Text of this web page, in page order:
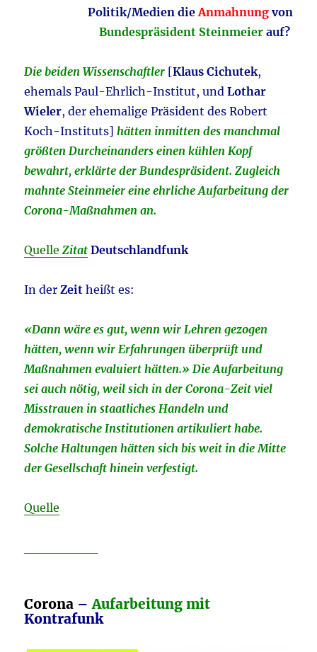
Politik/Medien die Anmahnungvon
Bundespräsident Steinmeierauf?
Die beiden Wissenschaftler [Klaus Cichutek,
ehemals Paul-Ehrlich-Institut, undLothar
Wieler, der ehemalige Präsident des Robert
Koch-Instituts]hätten inmitten des manchmal
größten Durcheinanders einen kühlen Kopf
bewahrt, erklärte der Bundespräsident. Zugleich
mahnte Steinmeier eine ehrliche Aufarbeitung der
Corona-Maßnahmen an.
QuelleZitat Deutschlandfunk
In derZeit heißt es:
«Dann wäre es gut, wenn wir Lehren gezogen
hätten, wenn wir Erfahrungen überprüft und
Maßnahmen evaluiert hätten.» Die Aufarbeitung
sei auch nötig, weil sich in der Corona-Zeit viel
Misstrauen in staatliches Handeln und
demokratische Institutionen artikuliert habe.
Solche Haltungen hätten sich bis weit in die Mitte
der Gesellschaft hinein verfestigt.
Quelle
Corona –Aufarbeitung mit
Kontrafunk